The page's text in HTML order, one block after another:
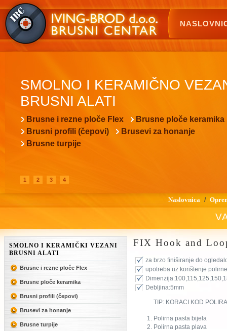
SMOLNO I KERAMIČNO
BRUSNI ALATI
Brusne i rezne ploče Flex
Brusne ploče keramika
Brusni profili (čepovi)
Brusevi za honanje
Brusne turpije
1 2 3 4
SMOLNO I KERAMIČKI VEZANI
BRUSNI ALATI
Brusne i rezne ploče Flex
Brusne ploče keramika
Brusni profili (čepovi)
Brusevi za honanje
Brusne turpije
Naslovnica /
FIX Hook and
za brzo finiširanje do
upotreba uz korištenje
Debljina:5mm
TIP: KORACI KOD
Polirna pasta bijela
Polirna pasta plava